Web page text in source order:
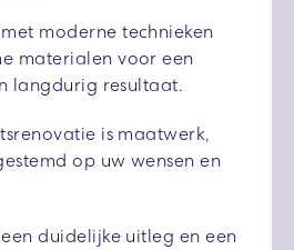
moderne technieken
materialen voor een
langdurig resultaat.
is maatwerk,
op uw wensen en
duidelijke uitleg en een